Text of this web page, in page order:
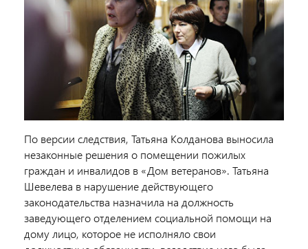
По версии следствия, Татьяна Колданова выносила
незаконные решения о помещении пожилых
граждан и инвалидов в «Дом ветеранов». Татьяна
Шевелева в нарушение действующего
законодательства назначила на должность
заведующего отделением социальной помощи на
дому лицо, которое не исполняло свои